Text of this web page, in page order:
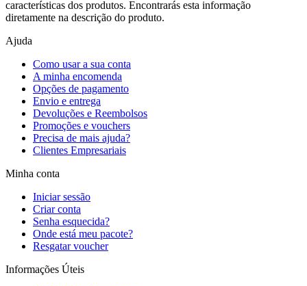
características dos produtos. Encontrarás esta informação
diretamente na descrição do produto.
Ajuda
Como usar a sua conta
A minha encomenda
Opções de pagamento
Envio e entrega
Devoluções e Reembolsos
Promoções e vouchers
Precisa de mais ajuda?
Clientes Empresariais
Minha conta
Iniciar sessão
Criar conta
Senha esquecida?
Onde está meu pacote?
Resgatar voucher
Informações Úteis